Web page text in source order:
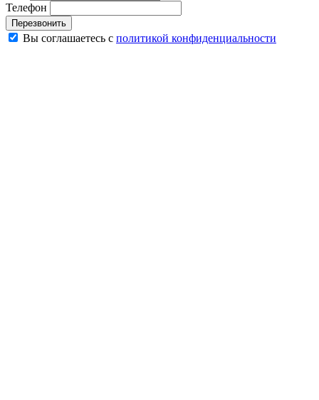
Телефон
Перезвонить
Вы соглашаетесь с политикой конфиденциальности